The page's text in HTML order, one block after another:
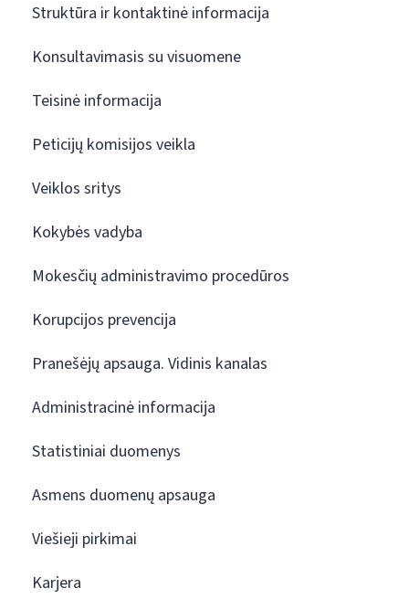
Struktūra ir kontaktinė informacija
Konsultavimasis su visuomene
Teisinė informacija
Peticijų komisijos veikla
Veiklos sritys
Kokybės vadyba
Mokesčių administravimo procedūros
Korupcijos prevencija
Pranešėjų apsauga. Vidinis kanalas
Administracinė informacija
Statistiniai duomenys
Asmens duomenų apsauga
Viešieji pirkimai
Karjera